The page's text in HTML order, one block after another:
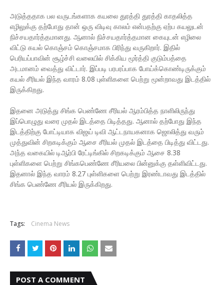
அடுத்ததாக பல வருடங்களாக கயலை துரத்தி துரத்தி காதலித்த
எழிலுக்கு தற்போது தான் ஒரு விடிவு காலம் என்பதற்கு ஏற்ப கயலுடன்
நிச்சயதார்த்தமானது. ஆனால் நிச்சயதார்த்தமான கையுடன் எழிலை
விட்டு கயல் கொஞ்சம் கொஞ்சமாக பிரிந்து வருகிறார். இதில்
பெரியப்பாவின் சூழ்ச்சி வலையில் சிக்கிய மூர்த்தி குடும்பத்தை
அடமானம் வைத்து விட்டார். இப்படி பரபரப்பாக போய்க்கொண்டிருக்கும்
கயல் சீரியல் இந்த வாரம் 8.08 புள்ளிகளை பெற்று மூன்றாவது இடத்தில்
இருக்கிறது.
இதனை அடுத்து சிங்க பெண்ணே சீரியல் ஆரம்பித்த நாளிலிருந்து
இப்பொழுது வரை முதல் இடத்தை பிடித்தது. ஆனால் தற்போது இந்த
இடத்திற்கு போட்டியாக விஜய் டிவி ஆட்டநாயகனாக ஜொலித்து வரும்
முத்துவின் சிறகடிக்கும் ஆசை சீரியல் முதல் இடத்தை பிடித்து விட்டது.
அந்த வகையில் டிஆர்பி ரேட்டிங்கில் சிறகடிக்கும் ஆசை 8.38
புள்ளிகளை பெற்று சிங்கபெண்ணே சீரியலை பின்னுக்கு தள்ளிவிட்டது.
இதனால் இந்த வாரம் 8.27 புள்ளிகளை பெற்று இரண்டாவது இடத்தில்
சிங்க பெண்ணே சீரியல் இருக்கிறது.
Tags: Cinema News
POST A COMMENT